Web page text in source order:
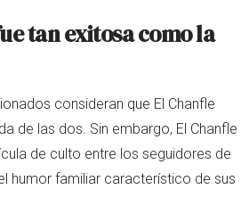
tan exitosa como la
consideran que El Chanfle
de las dos. Sin embargo, El Chanfle
de culto entre los seguidores de
humor familiar característico de sus